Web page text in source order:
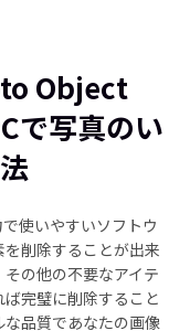
Object
で写真のい
使いやすいソフトウ
削除することが出来
の他の不要なアイテ
完璧に削除すること
品質であなたの画像